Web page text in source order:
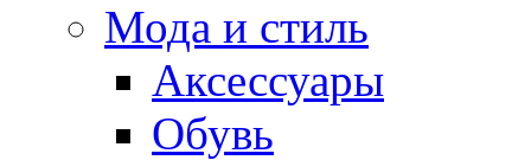
Мода и стиль
Аксессуары
Обувь